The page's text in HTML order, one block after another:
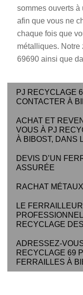
sommes ouverts
afin que vous ne
chaque fois que
métalliques. Notre
69690 ainsi que
PJ RECYCLAGE
CONTACTER À
ACHAT ET
VOUS À PJ
À BIBOST, DANS
DEVIS D’UN
ASSURÉE
RACHAT MÉTAUX
LE
RECYCLAGE
ADRESSEZ-
RECYCLAGE 69
FERRAILLES À